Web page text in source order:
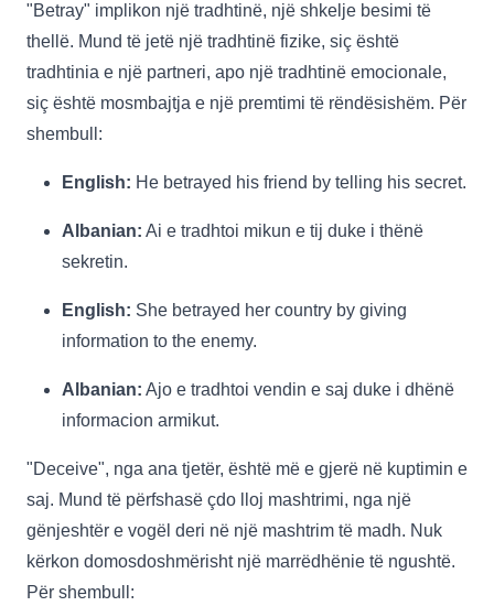
"Betray" implikon një tradhtinë, një shkelje besimi të
thellë. Mund të jetë një tradhtinë fizike, siç është
tradhtinia e një partneri, apo një tradhtinë emocionale,
siç është mosmbajtja e një premtimi të rëndësishëm. Për
shembull:
English: He betrayed his friend by telling his secret.
Albanian: Ai e tradhtoi mikun e tij duke i thënë
sekretin.
English: She betrayed her country by giving
information to the enemy.
Albanian: Ajo e tradhtoi vendin e saj duke i dhënë
informacion armikut.
"Deceive", nga ana tjetër, është më e gjerë në kuptimin e
saj. Mund të përfshasë çdo lloj mashtrimi, nga një
gënjeshtër e vogël deri në një mashtrim të madh. Nuk
kërkon domosdoshmërisht një marrëdhënie të ngushtë.
Për shembull: